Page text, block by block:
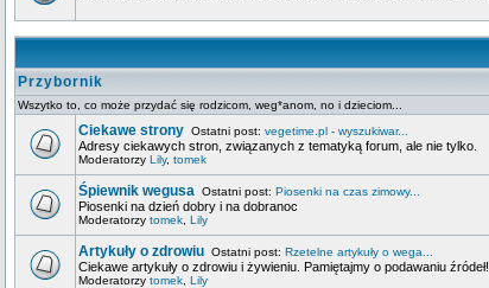
Przybornik
Wszytko to, co może przydać się rodzicom, weg*anom, no i dzieciom...
Ciekawe strony Ostatni post: vegetime.pl - wyszukiwar...
Adresy ciekawych stron, związanych z tematyką forum, ale nie tylko.
Moderatorzy Lily, tomek
Śpiewnik wegusa Ostatni post: Piosenki na czas zimowy...
Piosenki na dzień dobry i na dobranoc
Moderatorzy tomek Lily
Artykuły o zdrowiu Ostatni post: Rzetelne artykuły o wega...
Ciekawe artykuły o zdrowiu i żywieniu. Pamiętajmy o podawaniu źródeł!
Moderatorzy tomek Lily